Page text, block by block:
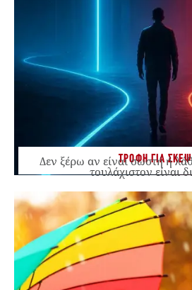
ΤΡΟΦΗ ΓΙΑ
Δεν ξέρω αν είναι σωστή ή
τουλάχιστον είναι